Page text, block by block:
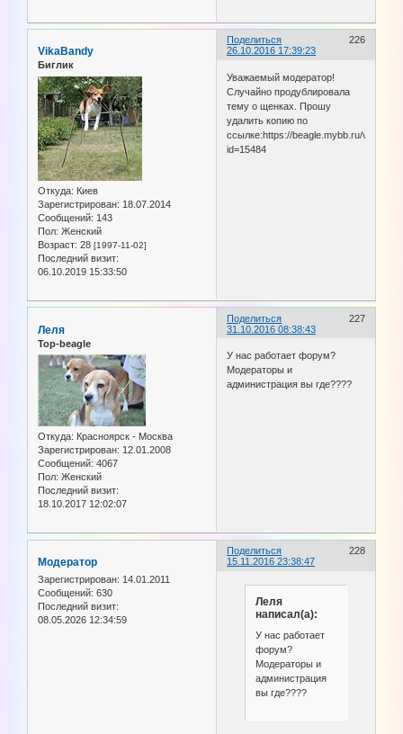
Поделиться
226
26.10.2016 17:39:23
VikaBandy
Биглик
Откуда: Киев
Зарегистрирован: 18.07.2014
Сообщений: 143
Пол: Женский
Возраст: 28 [1997-11-02]
Последний визит:
06.10.2019 15:33:50
Уважаемый модератор!
Случайно продублировала
тему о щенках. Прошу
удалить копию по
ссылке:https://beagle.mybb.ru/
id=15484
Поделиться
227
31.10.2016 08:38:43
Леля
Top-beagle
Откуда: Красноярск - Москва
Зарегистрирован: 12.01.2008
Сообщений: 4067
Пол: Женский
Последний визит:
18.10.2017 12:02:07
У нас работает форум?
Модераторы и
администрация вы где????
Поделиться
228
15.11.2016 23:38:47
Модератор
Зарегистрирован: 14.01.2011
Сообщений: 630
Последний визит:
08.05.2026 12:34:59
Леля
написал(а):
У нас работает
форум?
Модераторы и
администрация
вы где????